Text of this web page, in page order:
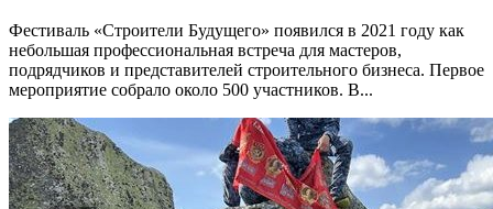
Фестиваль «Строители Будущего» появился в 2021 году как
небольшая профессиональная встреча для мастеров,
подрядчиков и представителей строительного бизнеса. Первое
мероприятие собрало около 500 участников. В...